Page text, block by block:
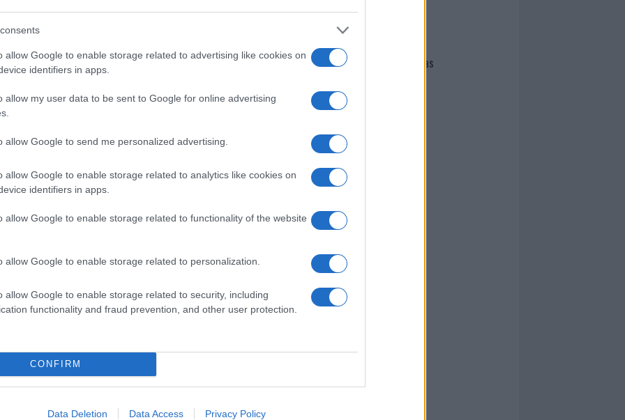
allow Google to enable storage related to advertising like cookies on
identifiers in apps.
allow my user data to be sent to Google for online advertising
allow Google to send me personalized advertising.
allow Google to enable storage related to analytics like cookies on
identifiers in apps.
allow Google to enable storage related to functionality of the website
allow Google to enable storage related to personalization.
allow Google to enable storage related to security, including
functionality and fraud prevention, and other user protection.
CONFIRM
Data Deletion Data Access Privacy Policy
nella sezione
Rotondo Calcio
di GalluraOggi.it
i tuoi video e le tue foto
+39 345 356 7512
Giovannimaria Cabras